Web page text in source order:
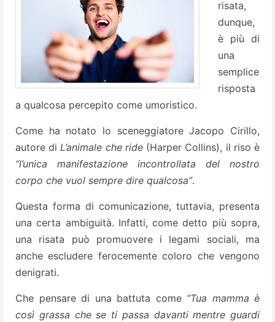
risata,
dunque,
è più di
una
semplice
risposta
a qualcosa percepito come umoristico.
Come ha notato lo sceneggiatore Jacopo Cirillo,
autore diL’animale che ride(Harper Collins), il riso è
“l’unica manifestazione incontrollata del nostro
corpo che vuol sempre dire qualcosa”.
Questa forma di comunicazione, tuttavia, presenta
una certa ambiguità. Infatti, come detto più sopra,
una risata può promuovere i legami sociali, ma
anche escludere ferocemente coloro che vengono
denigrati.
Che pensare di una battuta come “Tua mamma è
così grassa che se ti passa davanti mentre guardi